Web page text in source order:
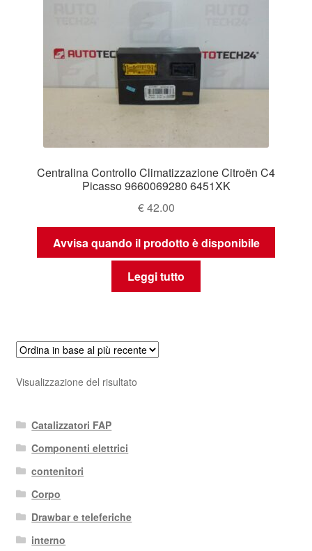
Centralina Controllo Climatizzazione Citroën C4
Picasso 9660069280 6451XK
€42.00
Avvisa quando il prodotto è disponibile
Leggi tutto
Visualizzazione del risultato
Catalizzatori FAP
Componenti elettrici
contenitori
Corpo
Drawbar e teleferiche
interno